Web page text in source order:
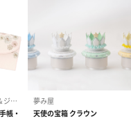
円）
調整します。